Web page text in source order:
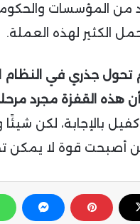
من المؤسسات
الكثير لهذه العملة.
جذري في النظام
أن هذه القفزة مجرد
بالإجابة، لكن شيئًا
أصبحت قوة لا يمكن